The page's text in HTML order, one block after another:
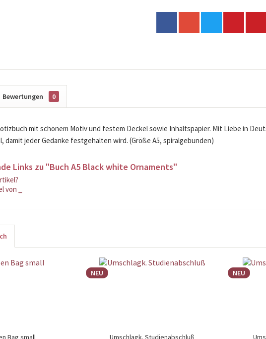
Bewertungen 0
mit schönem Motiv und festem Deckel sowie Inhaltspapier. Mit Liebe in
damit jeder Gedanke festgehalten wird. (Größe A5, spiralgebunden)
Links zu "Buch A5 Black white Ornaments"
_
Bag small
NEU
Umschlagk. Studienabschluß
NEU